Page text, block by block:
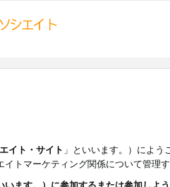
イト・サイト 」といいます。）によう
トマーケティング関係について管理す